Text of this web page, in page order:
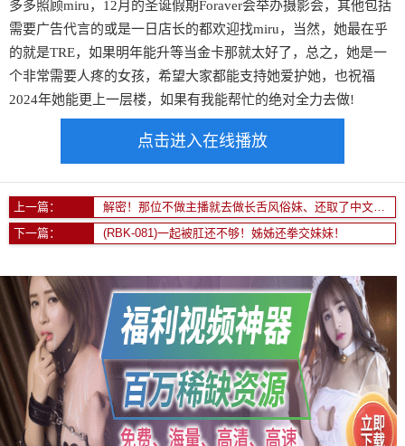
多多照顾miru，12月的圣诞假期Foraver会举办摄影会，其他包括
需要广告代言的或是一日店长的都欢迎找miru，当然，她最在乎
的就是TRE，如果明年能升等当金卡那就太好了，总之，她是一
个非常需要人疼的女孩，希望大家都能支持她爱护她，也祝福
2024年她能更上一层楼，如果有我能帮忙的绝对全力去做!
点击进入在线播放
上一篇：
解密！那位不做主播就去做长舌风俗妹、还取了中文名字的「橘知花」是谁？
下一篇：
(RBK-081)一起被肛还不够！姊姊还拳交妹妹！